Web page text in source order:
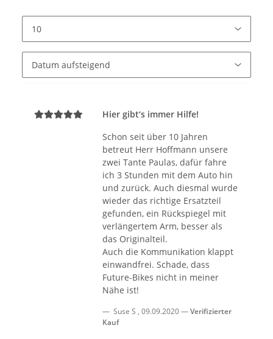
Hier gibt‘s immer Hilfe!
Schon seit über 10 Jahren
betreut Herr Hoffmann unsere
zwei Tante Paulas, dafür fahre
ich 3 Stunden mit dem Auto hin
und zurück. Auch diesmal wurde
wieder das richtige Ersatzteil
gefunden, ein Rückspiegel mit
verlängertem Arm, besser als
das Originalteil.
Auch die Kommunikation klappt
einwandfrei. Schade, dass
Future-Bikes nicht in meiner
Nähe ist!
Suse S , 09.09.2020
Verifizierter
Kauf